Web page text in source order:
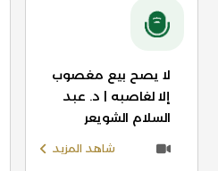
لا يصح بيع مغصوب
إلا لغاصبه | د. عبد
السلام الشويعر
شاهد المزيد